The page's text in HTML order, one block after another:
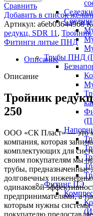
Трубы ПНД
Фитинг ПЭ
Сравнить
Добавить в список
Артикул: a6eb03644968
редукц. SDR 11 , Тройник
Фитинги литые ПНД
Описание
Описание
Тройник
250
ООО «СК Пласт» — это
компания, которая
комплектующих для
своим покупателям мы
трубы,
долговечных
одинаковой
предпринимателями, а
которым нужны системы
покупателю